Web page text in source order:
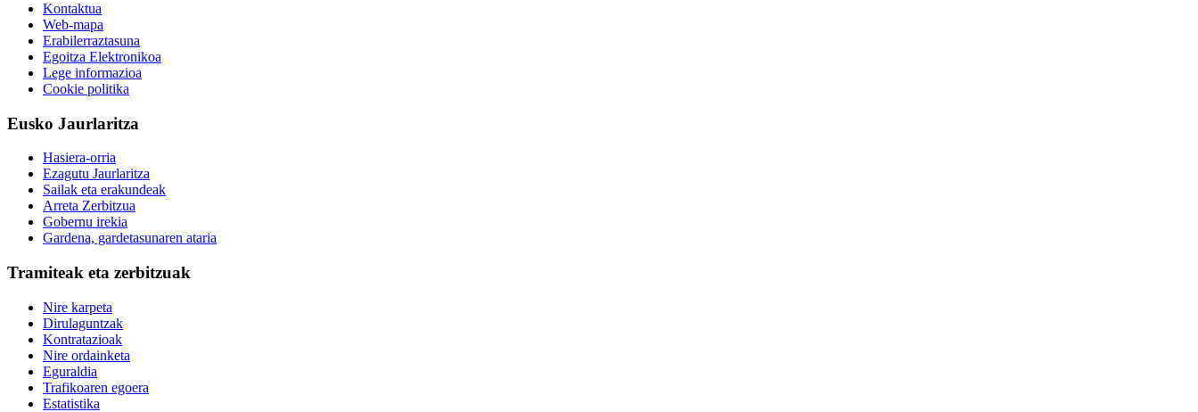
Kontaktua
Web-mapa
Erabilerraztasuna
Egoitza Elektronikoa
Lege informazioa
Cookie politika
Eusko Jaurlaritza
Hasiera-orria
Ezagutu Jaurlaritza
Sailak eta erakundeak
Arreta Zerbitzua
Gobernu irekia
Gardena, gardetasunaren ataria
Tramiteak eta zerbitzuak
Nire karpeta
Dirulaguntzak
Kontratazioak
Nire ordainketa
Eguraldia
Trafikoaren egoera
Estatistika